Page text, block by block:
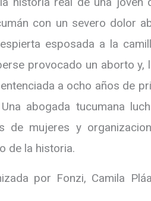
con un severo dolor
esposada a la
provocado un aborto
a ocho años de
abogada tucumana
de mujeres y
de la historia.
por Fonzi, Camila